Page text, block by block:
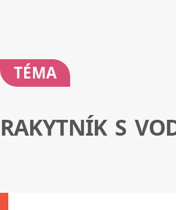
TÉMA
RAKYTNÍK S